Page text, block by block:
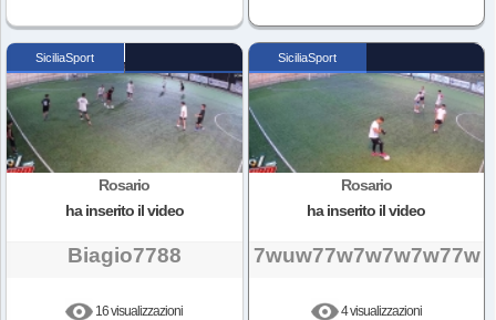
SiciliaSport
Rosario
ha inserito il video
Biagio7788
16 visualizzazioni
SiciliaSport
Rosario
ha inserito il video
7wuw77w7w7w7w77w
4 visualizzazioni